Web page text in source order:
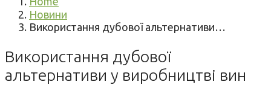
Новини
Використання дубової альтернативи…
Використання дубової
альтернативи у виробництві вин